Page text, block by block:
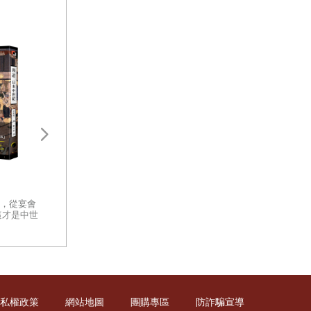
從宴會
是中世
權政策 網站地圖 團購專區 防詐騙宣導